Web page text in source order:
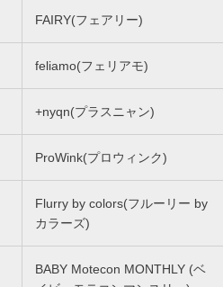
FAIRY(フェアリー)
feliamo(フェリアモ)
+nyqn(プラスニャン)
ProWink(プロウィンク)
Flurry by colors(フルーリー by
カラーズ)
BABY Motecon MONTHLY (ベ